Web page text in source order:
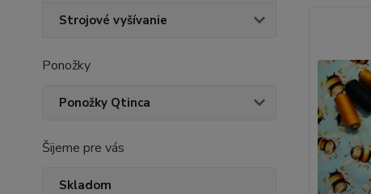
Strojové vyšívanie
Ponožky
Ponožky Qtinca
Šijeme pre vás
Skladom